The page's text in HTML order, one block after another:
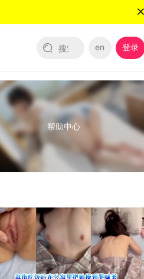
en 登录
帮助中心